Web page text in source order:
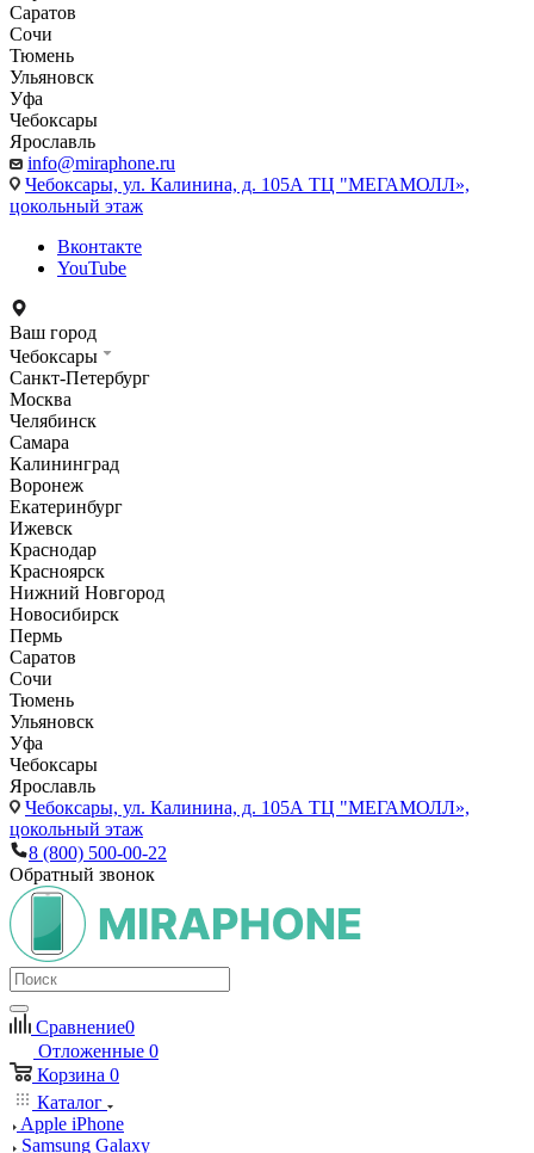
Саратов
Сочи
Тюмень
Ульяновск
Уфа
Чебоксары
Ярославль
info@miraphone.ru
Чебоксары, ул. Калинина, д. 105А ТЦ "МЕГАМОЛЛ»,
цокольный этаж
Вконтакте
YouTube
Ваш город
Чебоксары
Санкт-Петербург
Москва
Челябинск
Самара
Калининград
Воронеж
Екатеринбург
Ижевск
Краснодар
Красноярск
Нижний Новгород
Новосибирск
Пермь
Саратов
Сочи
Тюмень
Ульяновск
Уфа
Чебоксары
Ярославль
Чебоксары, ул. Калинина, д. 105А ТЦ "МЕГАМОЛЛ»,
цокольный этаж
8 (800) 500-00-22
Обратный звонок
Сравнение0
Отложенные 0
Корзина 0
Каталог
Apple iPhone
Samsung Galaxy